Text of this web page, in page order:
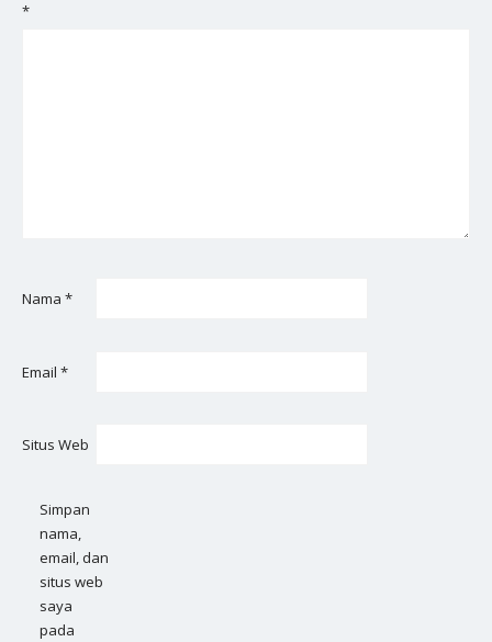
*
Nama *
Email *
Situs Web
Simpan
nama,
email, dan
situs web
saya
pada